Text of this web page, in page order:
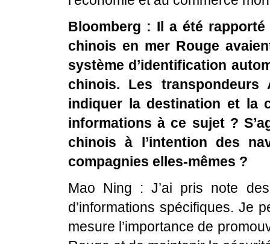
Bloomberg : Il a été
chinois en mer Rouge
système d’identification
chinois. Les transpondeurs
indiquer la destination et la
informations à ce sujet ?
chinois à l’intention des
compagnies elles-mêmes ?
Mao Ning : J’ai pris note
d’informations spécifiques. Je
mesure l’importance de